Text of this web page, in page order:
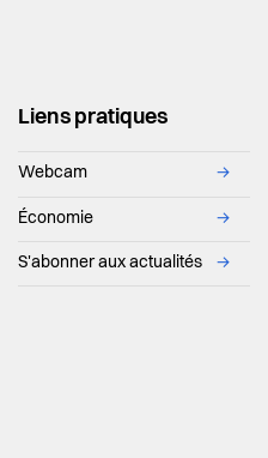
Liens pratiques
Webcam →
Économie →
S'abonner aux actualités →